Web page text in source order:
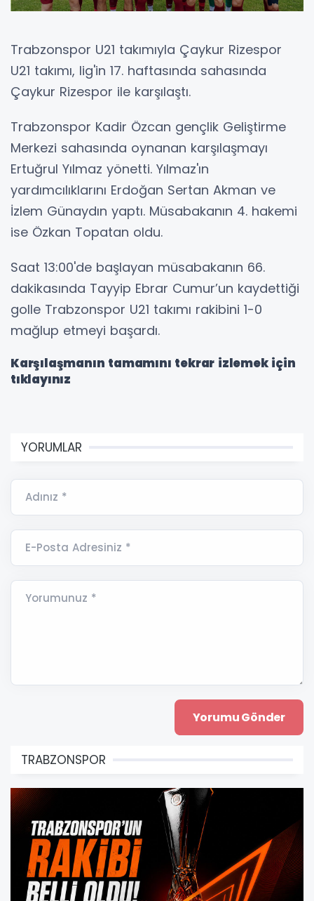
Trabzonspor U21 takımıyla Çaykur Rizespor
U21 takımı, lig'in 17. haftasında sahasında
Çaykur Rizespor ile karşılaştı.
Trabzonspor Kadir Özcan gençlik Geliştirme
Merkezi sahasında oynanan karşılaşmayı
Ertuğrul Yılmaz yönetti. Yılmaz'ın
yardımcılıklarını Erdoğan Sertan Akman ve
İzlem Günaydın yaptı. Müsabakanın 4. hakemi
ise Özkan Topatan oldu.
Saat 13:00'de başlayan müsabakanın 66.
dakikasında Tayyip Ebrar Cumur’un kaydettiği
golle Trabzonspor U21 takımı rakibini 1-0
mağlup etmeyi başardı.
Karşılaşmanın tamamını tekrar izlemek için
tıklayınız
YORUMLAR
Adınız *
E-Posta Adresiniz *
Yorumunuz *
TRABZONSPOR